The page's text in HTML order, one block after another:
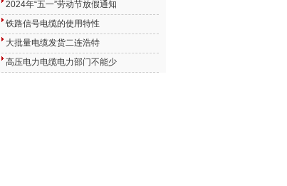
2024年“五一”劳动节放假通知
铁路信号电缆的使用特性
大批量电缆发货二连浩特
高压电力电缆电力部门不能少